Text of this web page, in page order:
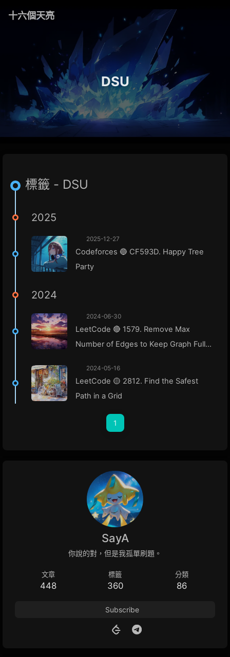
十六個天亮
DSU
標籤 - DSU
2025
2025-12-27
Codeforces 🔵 CF593D. Happy Tree
Party
2024
2024-06-30
LeetCode 🔴 1579. Remove Max
Number of Edges to Keep Graph Fully
2024-05-16
LeetCode 🟡 2812. Find the Safest
Path in a Grid
1
SayA
你說的對，但是我孤單刷題。
文章
448
標籤
360
分類
86
Subscribe